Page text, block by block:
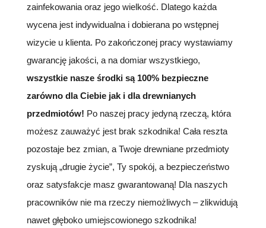
zainfekowania oraz jego wielkość. Dlatego każda
wycena jest indywidualna i dobierana po wstępnej
wizycie u klienta. Po zakończonej pracy wystawiamy
gwarancję jakości, a na domiar wszystkiego,
wszystkie nasze środki są 100% bezpieczne
zarówno dla Ciebie jak i dla drewnianych
przedmiotów! Po naszej pracy jedyną rzeczą, która
możesz zauważyć jest brak szkodnika! Cała reszta
pozostaje bez zmian, a Twoje drewniane przedmioty
zyskują „drugie życie”, Ty spokój, a bezpieczeństwo
oraz satysfakcje masz gwarantowaną! Dla naszych
pracowników nie ma rzeczy niemożliwych – zlikwidują
nawet głęboko umiejscowionego szkodnika!